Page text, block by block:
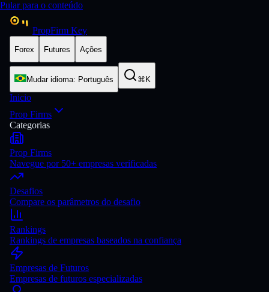
Pular para o conteúdo
PropFirm Key
Forex Futures Ações
Mudar idioma: Português ⌘K
Inicio
Prop Firms
Categorias
Prop Firms
Navegue por 50+ empresas verificadas
Desafios
Compare os parâmetros do desafio
Rankings
Rankings de empresas baseados na confiança
Empresas de Futuros
Empresas de futuros especializadas